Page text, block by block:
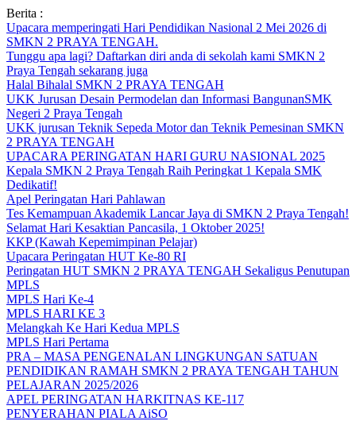
Skip
to
content
Berita :
Upacara memperingati Hari Pendidikan Nasional 2 Mei 2026 di
SMKN 2 PRAYA TENGAH.
Tunggu apa lagi? Daftarkan diri anda di sekolah kami SMKN 2
Praya Tengah sekarang juga
Halal Bihalal SMKN 2 PRAYA TENGAH
UKK Jurusan Desain Permodelan dan Informasi BangunanSMK
Negeri 2 Praya Tengah
UKK jurusan Teknik Sepeda Motor dan Teknik Pemesinan SMKN
2 PRAYA TENGAH
UPACARA PERINGATAN HARI GURU NASIONAL 2025
Kepala SMKN 2 Praya Tengah Raih Peringkat 1 Kepala SMK
Dedikatif!
Apel Peringatan Hari Pahlawan
Tes Kemampuan Akademik Lancar Jaya di SMKN 2 Praya Tengah!
Selamat Hari Kesaktian Pancasila, 1 Oktober 2025!
KKP (Kawah Kepemimpinan Pelajar)
Upacara Peringatan HUT Ke-80 RI
Peringatan HUT SMKN 2 PRAYA TENGAH Sekaligus Penutupan
MPLS
MPLS Hari Ke-4
MPLS HARI KE 3
Melangkah Ke Hari Kedua MPLS
MPLS Hari Pertama
PRA – MASA PENGENALAN LINGKUNGAN SATUAN
PENDIDIKAN RAMAH SMKN 2 PRAYA TENGAH TAHUN
PELAJARAN 2025/2026
APEL PERINGATAN HARKITNAS KE-117
PENYERAHAN PIALA AiSO